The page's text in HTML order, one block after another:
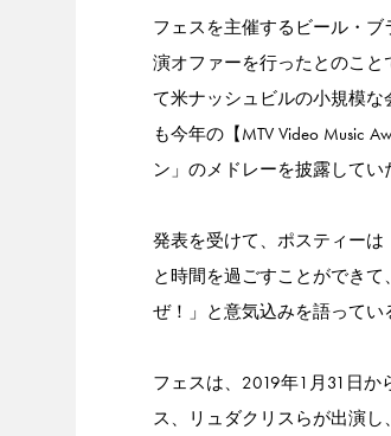
フェスを主催するビール・ブ
演オファーを行ったとのこと
て米ナッシュビルの小規模
も今年の【MTV Video Music
ン」のメドレーを披露してい
発表を受けて、ポスティーは
と時間を過ごすことができ
ぜ！」と意気込みを語ってい
フェスは、2019年1月31日
ス、リュダクリスらが出演